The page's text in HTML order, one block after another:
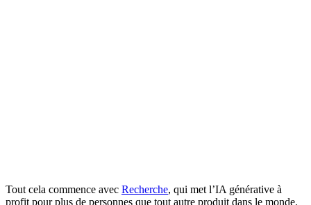
Tout cela commence avec Recherche, qui met l’IA générative à
profit pour plus de personnes que tout autre produit dans le monde.